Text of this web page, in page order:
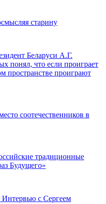
старину
Беларуси А.Г.
понял, что если проиграет
пространстве проиграют
соотечественников в
традиционные
Будущего»
с Сергеем